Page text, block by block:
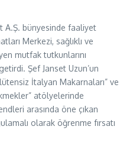
A.Ş. bünyesinde faaliyet
Merkezi, sağlıklı ve
mutfak tutkunlarını
Şef Janset Uzun’un
İtalyan Makarnaları” ve
atölyelerinde
arasında öne çıkan
olarak öğrenme fırsatı